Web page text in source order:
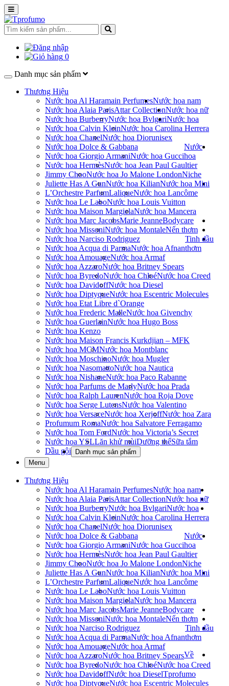
0
Danh mục sản phẩm
Thương Hiệu
Nước hoa Al Haramain Perfumes
Nước hoa Alaia ParisAttar Collection
Nước hoa BurberryNước hoa Bvlgari
Nước hoa Calvin KleinNước hoa Carolina Herrera
Nước hoa ChanelNước hoa Dior
Nước hoa Dolce & Gabbana
Nước hoa Giorgio ArmaniNước hoa Gucci
Nước hoa HermèsNước hoa Jean Paul Gaultier
Jimmy ChooNước hoa Jo Malone London
Juliette Has A GunNước hoa Kilian
L’Orchestre ParfumLaliqueNước hoa Lancôme
Nước hoa Le LaboNước hoa Louis Vuitton
Nước hoa Maison MargielaNước hoa Mancera
Nước hoa Marc JacobsMarie Jeanne
Nước hoa MissoniNước hoa Montale
Nước hoa Narciso Rodriguez
Nước hoa Acqua di ParmaNước hoa Afnan
Nước hoa AmouageNước hoa Armaf
Nước hoa AzzaroNước hoa Britney Spears
Nước hoa ByredoNước hoa ChloéNước hoa Creed
Nước hoa DavidoffNước hoa Diesel
Nước hoa DiptyqueNước hoa Escentric Molecules
Nước hoa Etat Libre d`Orange
Nước hoa Frederic MalleNước hoa Givenchy
Nước hoa GuerlainNước hoa Hugo Boss
Nước hoa Kenzo
Nước hoa Maison Francis Kurkdjian – MFK
Nước hoa MCMNước hoa Montblanc
Nước hoa MoschinoNước hoa Mugler
Nước hoa NasomattoNước hoa Nautica
Nước hoa NishaneNước hoa Paco Rabanne
Nước hoa Parfums de MarlyNước hoa Prada
Nước hoa Ralph LaurenNước hoa Roja Dove
Nước hoa Serge LutensNước hoa Valentino
Nước hoa VersaceNước hoa XerjoffNước hoa Zara
Profumum RomaNước hoa Salvatore Ferragamo
Nước hoa Tom FordNước hoa Victoria’s Secret
Nước hoa YSL
Nước hoa nam
Nước hoa nữ
Nước hoa
unisex
Nước
hoa
Niche
Nước hoa Mini
Bodycare
Lăn khử mùiDưỡng thểSữa tắm
Dầu gội
Nến thơm
Tinh dầu
thơm
Danh mục sản phẩm
Menu
Thương Hiệu
Nước hoa Al Haramain Perfumes
Nước hoa Alaia ParisAttar Collection
Nước hoa BurberryNước hoa Bvlgari
Nước hoa Calvin KleinNước hoa Carolina Herrera
Nước hoa ChanelNước hoa Dior
Nước hoa Dolce & Gabbana
Nước hoa Giorgio ArmaniNước hoa Gucci
Nước hoa HermèsNước hoa Jean Paul Gaultier
Jimmy ChooNước hoa Jo Malone London
Juliette Has A GunNước hoa Kilian
L’Orchestre ParfumLaliqueNước hoa Lancôme
Nước hoa Le LaboNước hoa Louis Vuitton
Nước hoa Maison MargielaNước hoa Mancera
Nước hoa Marc JacobsMarie Jeanne
Nước hoa MissoniNước hoa Montale
Nước hoa Narciso Rodriguez
Nước hoa Acqua di ParmaNước hoa Afnan
Nước hoa AmouageNước hoa Armaf
Nước hoa AzzaroNước hoa Britney Spears
Nước hoa ByredoNước hoa ChloéNước hoa Creed
Nước hoa DavidoffNước hoa Diesel
Nước hoa DiptyqueNước hoa Escentric Molecules
Nước hoa nam
Nước hoa nữ
Nước hoa
unisex
Nước
hoa
Niche
Nước hoa Mini
Bodycare
Nến thơm
Tinh dầu
thơm
Về
Tprofumo